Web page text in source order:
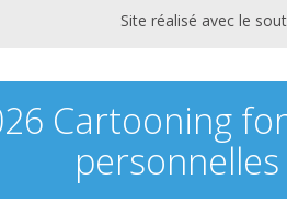
Site réalisé avec le
Cartooning
personnelles